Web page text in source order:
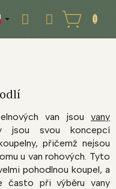
NÁKUPNÍ
KOŠÍK
van jsou vany
jsou svou koncepcí
přičemž nejsou
u van rohových. Tyto
pohodlnou koupel, a
při výběru vany